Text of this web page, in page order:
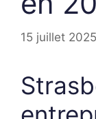
15 juillet 2025